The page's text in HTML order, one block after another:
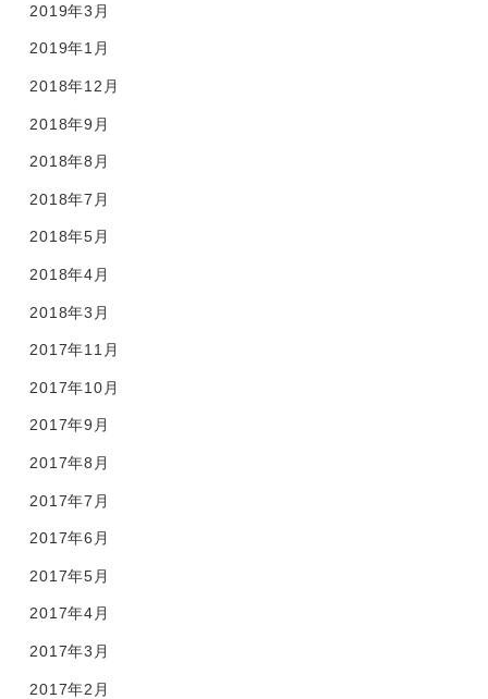
2019年3月
2019年1月
2018年12月
2018年9月
2018年8月
2018年7月
2018年5月
2018年4月
2018年3月
2017年11月
2017年10月
2017年9月
2017年8月
2017年7月
2017年6月
2017年5月
2017年4月
2017年3月
2017年2月